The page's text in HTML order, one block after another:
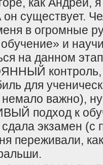
существует.
в огромные
и
на данном
контроль,
для
важно),
подход к
экзамен (с
переживали,